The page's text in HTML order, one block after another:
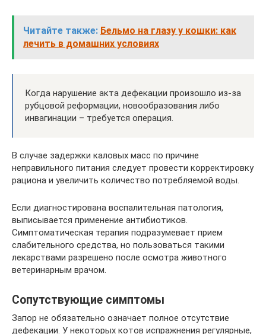
Читайте также: Бельмо на глазу у кошки: как
лечить в домашних условиях
Когда нарушение акта дефекации произошло из-за
рубцовой реформации, новообразования либо
инвагинации – требуется операция.
В случае задержки каловых масс по причине
неправильного питания следует провести корректировку
рациона и увеличить количество потребляемой воды.
Если диагностирована воспалительная патология,
выписывается применение антибиотиков.
Симптоматическая терапия подразумевает прием
слабительного средства, но пользоваться такими
лекарствами разрешено после осмотра животного
ветеринарным врачом.
Сопутствующие симптомы
Запор не обязательно означает полное отсутствие
дефекации. У некоторых котов испражнения регулярные,